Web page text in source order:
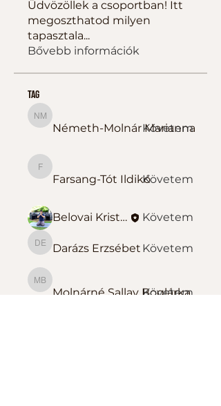
Üdvözöllek a csoportban! Itt
megoszthatod milyen
tapasztala...
Bővebb információk
tag
Németh-Molnár Marianna
Németh-Molnár Marianna
Követem
Farsang-Tót Ildikó
Farsang-Tót IldikóKövetem
Belovai Kristóf Sportedző Követem
Darázs Erzsébet
Darázs Erzsébet Követem
Molnárné Sallay Boglárka
Molnárné Sallay Boglárka
Követem